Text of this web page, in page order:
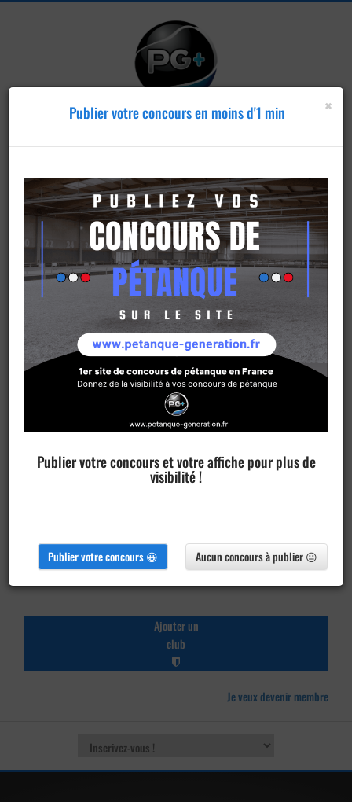
Publier un
concours
Ajouter un
club
Je veux devenir membre
×
Publier votre concours en moins d'1 min
Publier votre concours et votre affiche pour plus de
visibilité !
Publier votre concours 😀 Aucun concours à publier 😐